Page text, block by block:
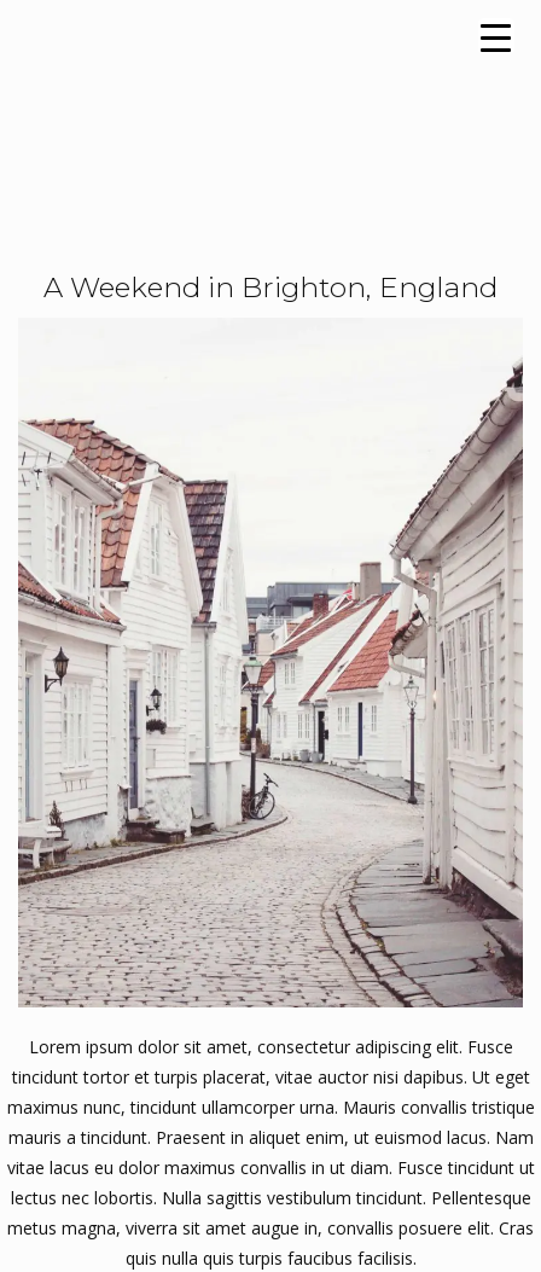
A Weekend in Brighton, England
Lorem ipsum dolor sit amet, consectetur adipiscing elit. Fusce
tincidunt tortor et turpis placerat, vitae auctor nisi dapibus. Ut eget
maximus nunc, tincidunt ullamcorper urna. Mauris convallis tristique
mauris a tincidunt. Praesent in aliquet enim, ut euismod lacus. Nam
vitae lacus eu dolor maximus convallis in ut diam. Fusce tincidunt ut
lectus nec lobortis. Nulla sagittis vestibulum tincidunt. Pellentesque
metus magna, viverra sit amet augue in, convallis posuere elit. Cras
quis nulla quis turpis faucibus facilisis.